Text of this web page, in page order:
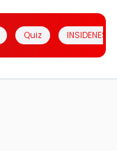
Quiz INSIDENESIA